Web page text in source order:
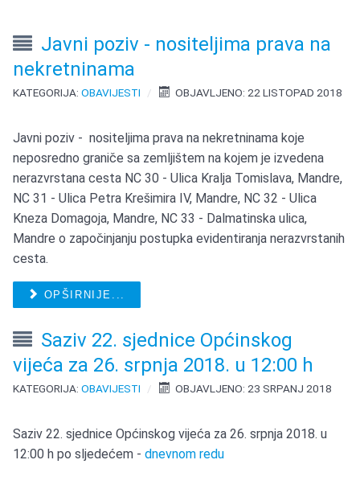
Javni poziv - nositeljima prava na
nekretninama
KATEGORIJA:OBAVIJESTI OBJAVLJENO: 22 LISTOPAD 2018
Javni poziv - nositeljima prava na nekretninama koje
neposredno graniče sa zemljištem na kojem je izvedena
nerazvrstana cesta NC 30 - Ulica Kralja Tomislava, Mandre,
NC 31 - Ulica Petra Krešimira IV, Mandre, NC 32 - Ulica
Kneza Domagoja, Mandre, NC 33 - Dalmatinska ulica,
Mandre o započinjanju postupka evidentiranja nerazvrstanih
cesta.
OPŠIRNIJE...
Saziv 22. sjednice Općinskog
vijeća za 26. srpnja 2018. u 12:00 h
KATEGORIJA:OBAVIJESTI OBJAVLJENO: 23 SRPANJ 2018
Saziv 22. sjednice Općinskog vijeća za 26. srpnja 2018. u
12:00 h po sljedećem -dnevnom redu